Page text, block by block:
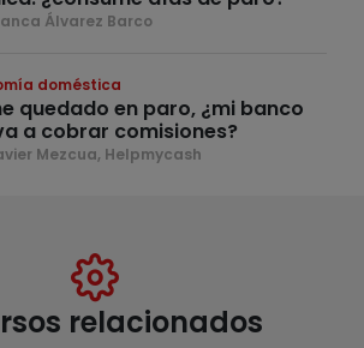
Álvarez Barco
doméstica
quedado en paro, ¿mi banco
a cobrar comisiones?
Mezcua, Helpmycash
relacionados